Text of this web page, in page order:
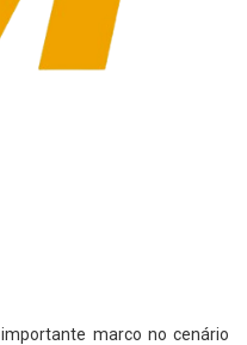
marco no cenário